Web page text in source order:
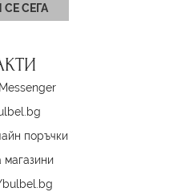
СЕГА
поръчки
магазини